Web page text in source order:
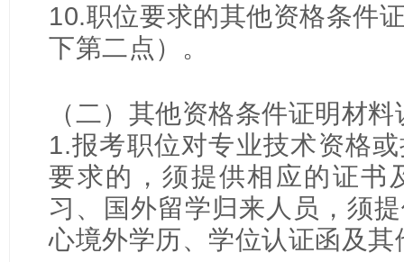
10.职位要求的其他资格条件
下第二点）。
（二）其他资格条件证明材
1.报考职位对专业技术资格
要求的，须提供相应的证书
习、国外留学归来人员，须
心境外学历、学位认证函及